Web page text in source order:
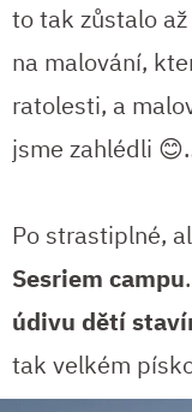
to tak zůstalo
na malování,
ratolesti, a
jsme zahlédli
Po strastiplné,
Sesriem campu
údivu dětí
tak velkém